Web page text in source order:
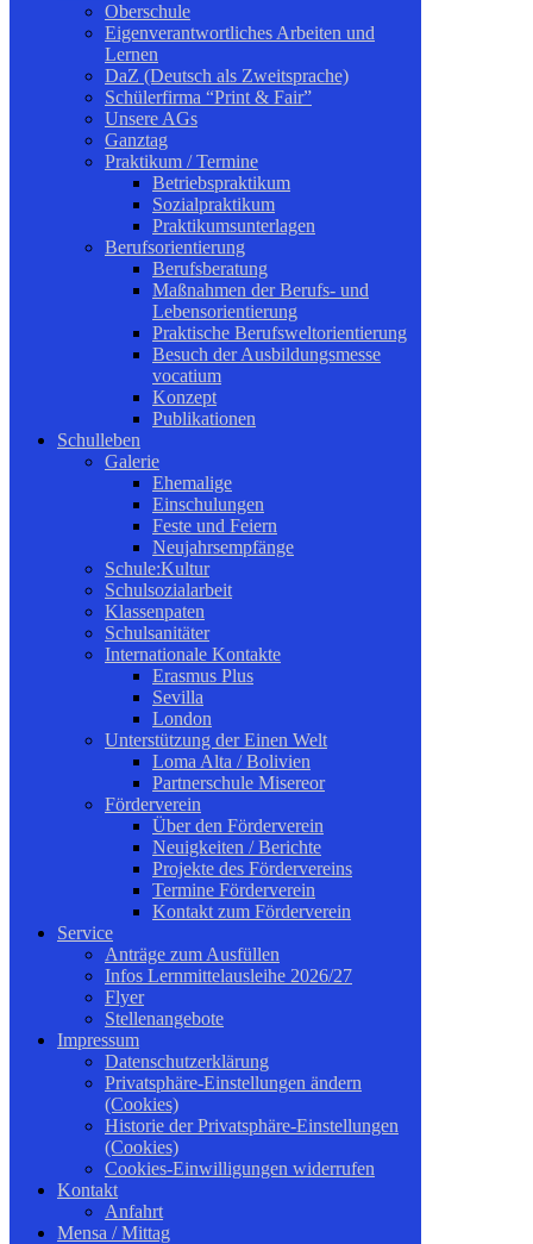
Oberschule
Eigenverantwortliches Arbeiten und
Lernen
DaZ (Deutsch als Zweitsprache)
Schülerfirma “Print & Fair”
Unsere AGs
Ganztag
Praktikum / Termine
Betriebspraktikum
Sozialpraktikum
Praktikumsunterlagen
Berufsorientierung
Berufsberatung
Maßnahmen der Berufs- und
Lebensorientierung
Praktische Berufsweltorientierung
Besuch der Ausbildungsmesse
vocatium
Konzept
Publikationen
Schulleben
Galerie
Ehemalige
Einschulungen
Feste und Feiern
Neujahrsempfänge
Schule:Kultur
Schulsozialarbeit
Klassenpaten
Schulsanitäter
Internationale Kontakte
Erasmus Plus
Sevilla
London
Unterstützung der Einen Welt
Loma Alta / Bolivien
Partnerschule Misereor
Förderverein
Über den Förderverein
Neuigkeiten / Berichte
Projekte des Fördervereins
Termine Förderverein
Kontakt zum Förderverein
Service
Anträge zum Ausfüllen
Infos Lernmittelausleihe 2026/27
Flyer
Stellenangebote
Impressum
Datenschutzerklärung
Privatsphäre-Einstellungen ändern
(Cookies)
Historie der Privatsphäre-Einstellungen
(Cookies)
Cookies-Einwilligungen widerrufen
Kontakt
Anfahrt
Mensa / Mittag